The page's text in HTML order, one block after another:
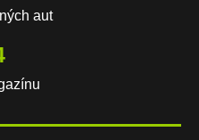
aut